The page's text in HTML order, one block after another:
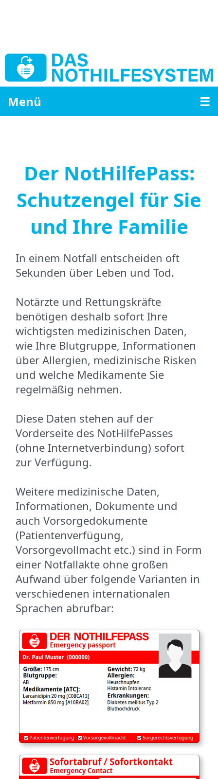
Menü ☰
Der NotHilfePass:
Schutzengel für Sie
und Ihre Familie
In einem Notfall entscheiden oft
Sekunden über Leben und Tod.
Notärzte und Rettungskräfte
benötigen deshalb sofort Ihre
wichtigsten medizinischen Daten,
wie Ihre Blutgruppe, Informationen
über Allergien, medizinische Risken
und welche Medikamente Sie
regelmäßig nehmen.
Diese Daten stehen auf der
Vorderseite des NotHilfePasses
(ohne Internetverbindung) sofort
zur Verfügung.
Weitere medizinische Daten,
Informationen, Dokumente und
auch Vorsorgedokumente
(Patientenverfügung,
Vorsorgevollmacht etc.) sind in Form
einer Notfallakte ohne großen
Aufwand über folgende Varianten in
verschiedenen internationalen
Sprachen abrufbar: